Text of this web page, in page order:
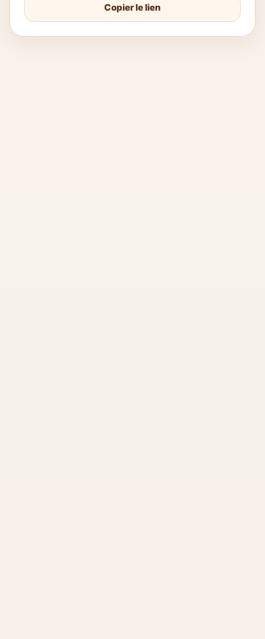
Copier le lien